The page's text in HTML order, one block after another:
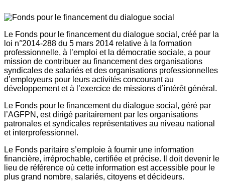
Le Fonds pour le financement du dialogue social, créé par la
loi n°2014-288 du 5 mars 2014 relative à la formation
professionnelle, à l’emploi et la démocratie sociale, a pour
mission de contribuer au financement des organisations
syndicales de salariés et des organisations professionnelles
d’employeurs pour leurs activités concourant au
développement et à l’exercice de missions d’intérêt général.
Le Fonds pour le financement du dialogue social, géré par
l’AGFPN, est dirigé paritairement par les organisations
patronales et syndicales représentatives au niveau national
et interprofessionnel.
Le Fonds paritaire s’emploie à fournir une information
financière, irréprochable, certifiée et précise. Il doit devenir le
lieu de référence où cette information est accessible pour le
plus grand nombre, salariés, citoyens et décideurs.